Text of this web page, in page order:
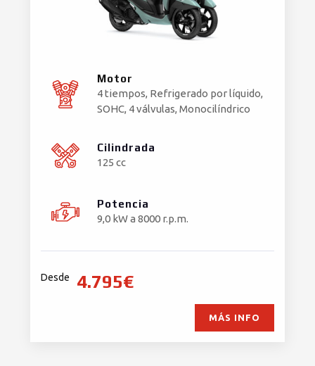
Motor
4 tiempos, Refrigerado por líquido,
SOHC, 4 válvulas, Monocilíndrico
Cilindrada
125 cc
Potencia
9,0 kW a 8000 r.p.m.
Desde 4.795€
MÁS INFO